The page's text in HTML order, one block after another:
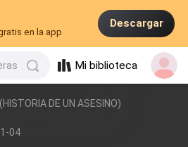
en la app
Descargar
Mi biblioteca
DE UN ASESINO)
04